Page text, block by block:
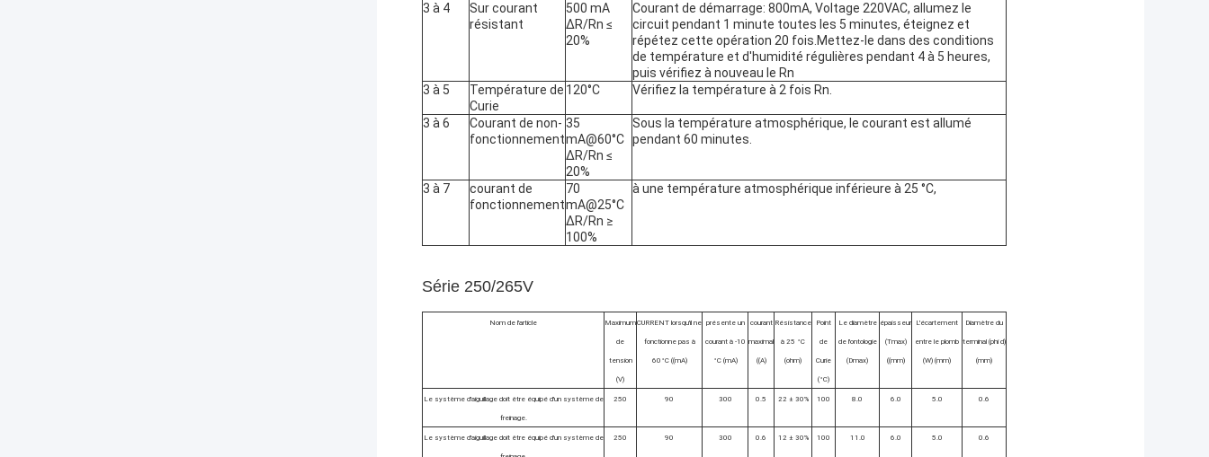
3 à 4
Sur courant
résistant
500 mA
ΔR/Rn ≤
20%
Courant de démarrage: 800mA, Voltage 220VAC, allumez le
circuit pendant 1 minute toutes les 5 minutes, éteignez et
répétez cette opération 20 fois.Mettez-le dans des conditions
de température et d'humidité régulières pendant 4 à 5 heures,
puis vérifiez à nouveau le Rn
3 à 5
Température de
Curie
120°C Vérifiez la température à 2 fois Rn.
3 à 6
Courant de non-
fonctionnement
35
mA@60°C
ΔR/Rn ≤
20%
Sous la température atmosphérique, le courant est allumé
pendant 60 minutes.
3 à 7
courant de
fonctionnement
70
mA@25°C
ΔR/Rn ≥
100%
à une température atmosphérique inférieure à 25 °C,
Série 250/265V
Nom de l'article Maximum
de
tension
(V)
CURRENT lorsqu'il ne
fonctionne pas à
60°C ((mA)
présente un
courant à -10
°C (mA)
courant
maximal
((A)
Résistance
à 25 °C
(ohm)
Point
de
Curie
(°C)
Le diamètre
de l'ontologie
(Dmax)
épaisseur
(Tmax)
((mm)
L'écartement
entre le plomb
(W) (mm)
Diamètre du
terminal (phi d)
(mm)
Le système d'aiguillage doit être équipé d'un système de
freinage.
250 90 300 0.5 22 ± 30% 100 8.0 6.0 5.0 0.6
Le système d'aiguillage doit être équipé d'un système de 250 90 300 0.6 12 ± 30% 100 11.0 6.0 5.0 0.6